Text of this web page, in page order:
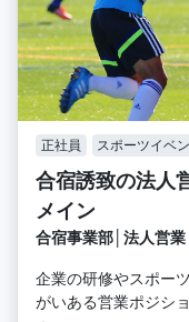
正社員 スポーツイベ
合宿誘致の法人
メイン
合宿事業部│法人営業
企業の研修やスポー
がいある営業ポジシ